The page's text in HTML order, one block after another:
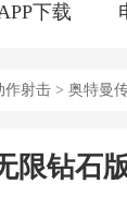
下载
作射击 > 奥特曼
限钻石